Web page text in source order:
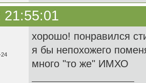
21:55:01
24
хорошо! понравился
я бы непохожего
много "то же" ИМХО